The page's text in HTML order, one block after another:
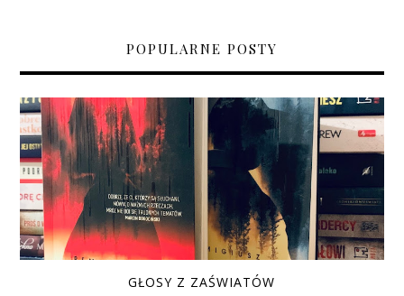
POPULARNE POSTY
GŁOSY Z ZAŚWIATÓW